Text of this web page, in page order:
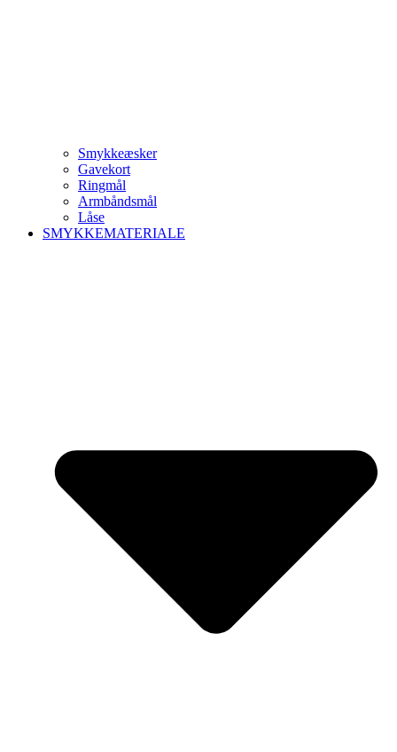
Smykkeæsker
Gavekort
Ringmål
Armbåndsmål
Låse
SMYKKEMATERIALE